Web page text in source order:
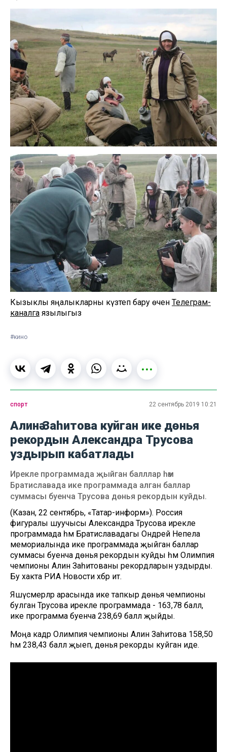
Кызыклы яңалыкларны күзәтеп бару өчен Телеграм-
каналга язылыгыз
#кино
спорт 22 сентябрь 2019 10:21
Алинә Заһитова куйган ике дөнья
рекордын Александра Трусова
уздырып кабатлады
Ирекле программада җыйган балллар һәм
Братиславада ике программада алган баллар
суммасы буенча Трусова дөнья рекордын куйды.
(Казан, 22 сентябрь, «Татар-информ»). Россия
фигуралы шуучысы Александра Трусова ирекле
программада һәм Братиславадагы Ондрей Непела
мемориалында ике программада җыйган баллар
суммасы буенча дөнья рекордын куйды һәм Олимпия
чемпионы Алинә Заһитованы рекордларын уздырды.
Бу хакта РИА Новости хәбәр итә.
Яшүсмерләр арасында ике тапкыр дөнья чемпионы
булган Трусова ирекле программада - 163,78 балл, ә
ике программа буенча 238,69 балл җыйды.
Моңа кадәр Олимпия чемпионы Алинә Заһитова 158,50
һәм 238,43 балл җыеп, дөнья рекорды куйган иде.